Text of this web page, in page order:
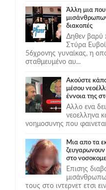
Άλλη μια που
διακοπές
Δηθεν βαρύ
Στύρα
56χρονης γυναίκας, η
σταθμευμένο αυ...
Ακούστε
μέσου
έννοια της
Αλλο ενα
νεοελληνα
νοημοσυνης που
Μια απο τα
ζευγαρωνουν
στο
Επισης
τους στο ιντερνετ ετσι